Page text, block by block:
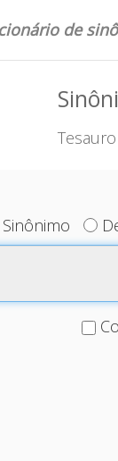
de
Sinônimo